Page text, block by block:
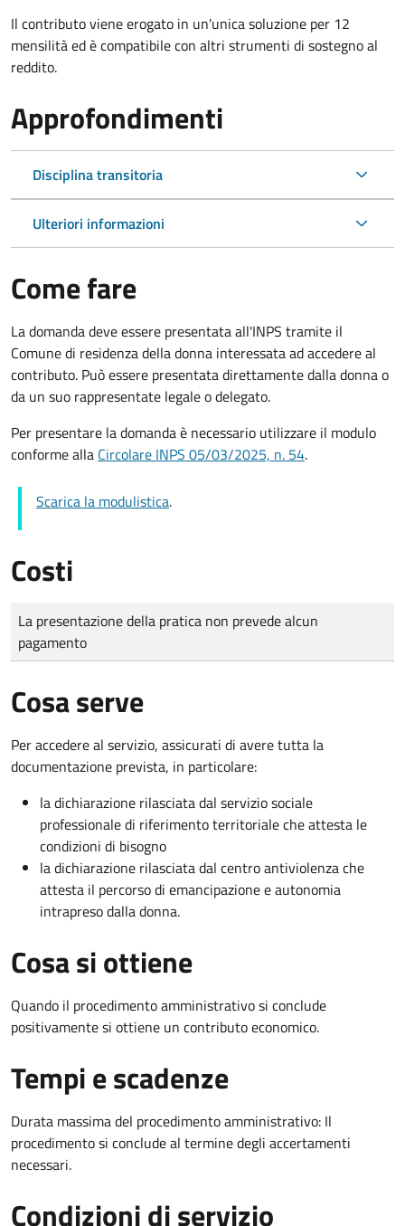
Il contributo viene erogato in un'unica soluzione per 12
mensilità ed è compatibile con altri strumenti di sostegno al
reddito.
Approfondimenti
Disciplina transitoria
Ulteriori informazioni
Come fare
La domanda deve essere presentata all'INPS tramite il
Comune di residenza della donna interessata ad accedere al
contributo. Può essere presentata direttamente dalla donna o
da un suo rappresentate legale o delegato.
Per presentare la domanda è necessario utilizzare il modulo
conforme alla Circolare INPS 05/03/2025, n. 54.
Scarica la modulistica.
Costi
Tipo di pagamento
Importo
La presentazione della pratica non prevede alcun
pagamento
Cosa serve
Per accedere al servizio, assicurati di avere tutta la
documentazione prevista, in particolare:
la dichiarazione rilasciata dal servizio sociale
professionale di riferimento territoriale che attesta le
condizioni di bisogno
la dichiarazione rilasciata dal centro antiviolenza che
attesta il percorso di emancipazione e autonomia
intrapreso dalla donna.
Cosa si ottiene
Quando il procedimento amministrativo si conclude
positivamente si ottiene un contributo economico.
Tempi e scadenze
Durata massima del procedimento amministrativo: Il
procedimento si conclude al termine degli accertamenti
necessari.
Condizioni di servizio